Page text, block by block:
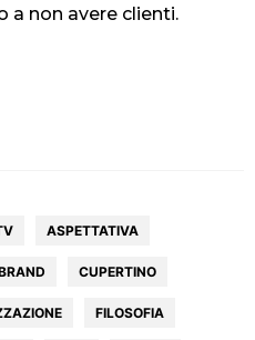
a non avere clienti.
ASPETTATIVA
CUPERTINO
FILOSOFIA